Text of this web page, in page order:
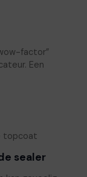
factor”
Een
topcoat
sealer